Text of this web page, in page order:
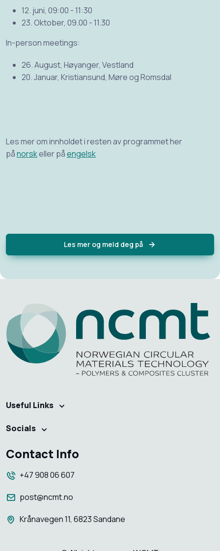
12. juni, 09:00 - 11:30
23. Oktober, 09.00 - 11.30
In-person meetings:
26. August, Høyanger, Vestland
20. Januar, Kristiansund, Møre og Romsdal
Les mer om innholdet i resten av programmet her
pånorskeller påengelsk
Les mer og meld deg på
Useful Links
Socials
Contact Info
+47 908 06 607
post@ncmt.no
Krånavegen 11, 6823 Sandane